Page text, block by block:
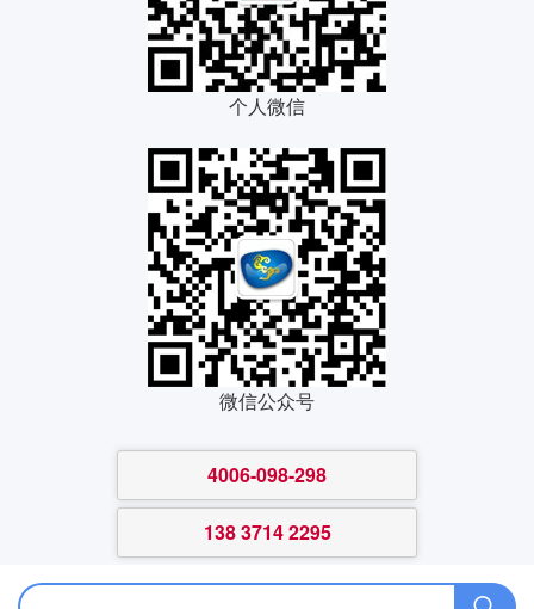
个人微信
微信公众号
4006-098-298
138 3714 2295